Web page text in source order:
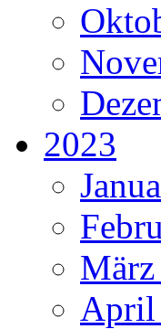
2023
April